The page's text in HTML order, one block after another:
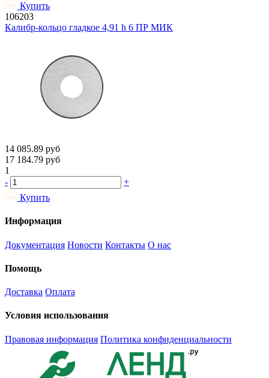
Купить
106203
Калибр-кольцо гладкое 4,91 h 6 ПР МИК
14 085.89 руб
17 184.79 руб
1
-
+
Купить
Информация
Документация Новости Контакты О нас
Помощь
Доставка Оплата
Условия использования
Правовая информация Политика конфиденциальности